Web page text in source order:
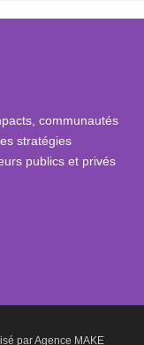
communautés
stratégies
publics et privés
parAgence MAKE